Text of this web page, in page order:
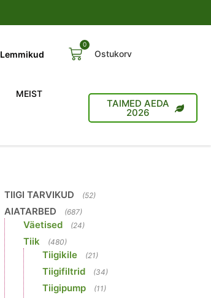
Lemmikud
0
Ostukorv
MEIST
TAIMED AEDA
2026
TIIGI TARVIKUD (52)
AIATARBED (687)
Väetised (24)
Tiik (480)
Tiigikile (21)
Tiigifiltrid (34)
Tiigipump (11)